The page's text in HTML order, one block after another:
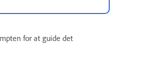
for at guide det